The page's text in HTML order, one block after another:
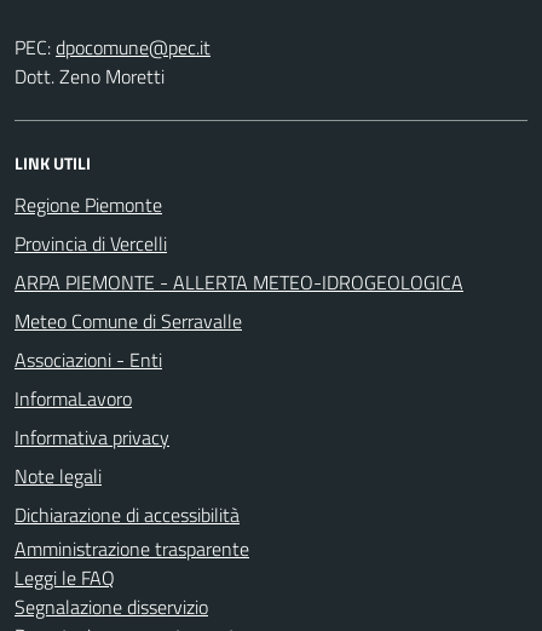
PEC:
Dott. Zeno Moretti
LINK UTILI
Regione Piemonte
Provincia di Vercelli
ARPA PIEMONTE - ALLERTA METEO-IDROGEOLOGICA
Meteo Comune di Serravalle
Associazioni - Enti
InformaLavoro
Informativa privacy
Note legali
Dichiarazione di accessibilità
Amministrazione trasparente
Leggi le FAQ
Segnalazione disservizio